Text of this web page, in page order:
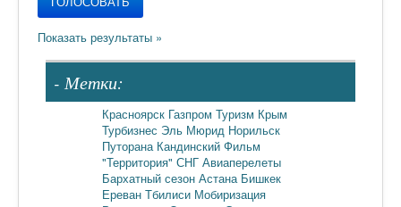
- Метки:
Красноярск Газпром Туризм Крым
Турбизнес Эль Мюрид Норильск
Путорана Кандинский Фильм
"Территория" СНГ Авиаперелеты
Бархатный сезон Астана Бишкек
Ереван Тбилиси Мобиризация